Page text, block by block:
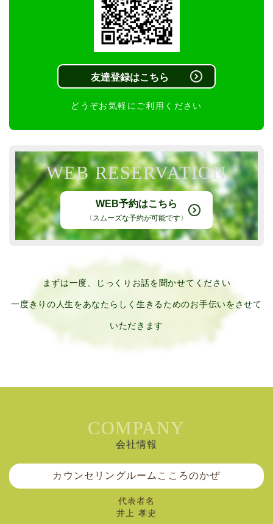
友達登録はこちら
どうぞお気軽にご利用ください
WEB RESERVATION
WEB予約はこちら
〈スムーズな予約が可能です〉
まずは一度、じっくりお話を聞かせてください
一度きりの人生をあなたらしく生きるためのお手伝いをさせて
いただきます
COMPANY
会社情報
カウンセリングルームこころのかぜ
代表者名
井上 孝史